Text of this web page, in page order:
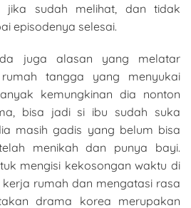
jika sudah melihat, dan tidak
episodenya selesai.
juga alasan yang melatar
tangga yang menyukai
kemungkinan dia nonton
bisa jadi si ibu sudah suka
masih gadis yang belum bisa
menikah dan punya bayi.
mengisi kekosongan waktu di
rumah dan mengatasi rasa
drama korea merupakan